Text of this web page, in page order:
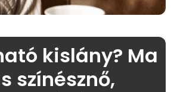
kislány? Ma
színésznő,